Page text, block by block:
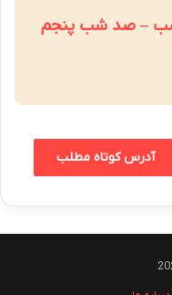
شب – صد شب پنجم
آدرس کوتاه مطلب